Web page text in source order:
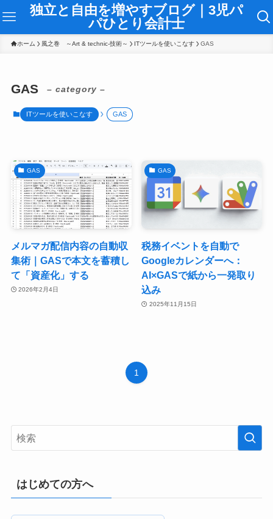
独立と自由を増やすブログ｜3児パ
パひとり会計士
ホーム 風之巻 ～Art & technic-技術～ ITツールを使いこなす GAS
GAS – category –
ITツールを使いこなす GAS
GAS
メルマガ配信内容の自動収
集術｜GASで本文を蓄積し
て「資産化」する
2026年2月4日
GAS
税務イベントを自動で
Googleカレンダーへ：
AI×GASで紙から一発取り
込み
2025年11月15日
1
はじめての方へ